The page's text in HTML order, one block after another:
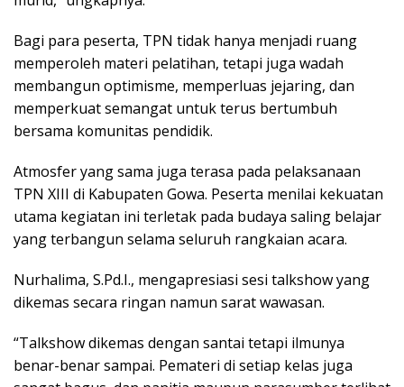
Bagi para peserta, TPN tidak hanya menjadi ruang
memperoleh materi pelatihan, tetapi juga wadah
membangun optimisme, memperluas jejaring, dan
memperkuat semangat untuk terus bertumbuh
bersama komunitas pendidik.
Atmosfer yang sama juga terasa pada pelaksanaan
TPN XIII di Kabupaten Gowa. Peserta menilai kekuatan
utama kegiatan ini terletak pada budaya saling belajar
yang terbangun selama seluruh rangkaian acara.
Nurhalima, S.Pd.I., mengapresiasi sesi talkshow yang
dikemas secara ringan namun sarat wawasan.
“Talkshow dikemas dengan santai tetapi ilmunya
benar-benar sampai. Pemateri di setiap kelas juga